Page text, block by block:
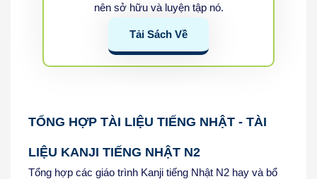
nên sở hữu và luyện tập nó.
Tải Sách Về
TỔNG HỢP TÀI LIỆU TIẾNG NHẬT - TÀI
LIỆU KANJI TIẾNG NHẬT N2
Tổng hợp các giáo trình Kanji tiếng Nhật N2 hay và bổ